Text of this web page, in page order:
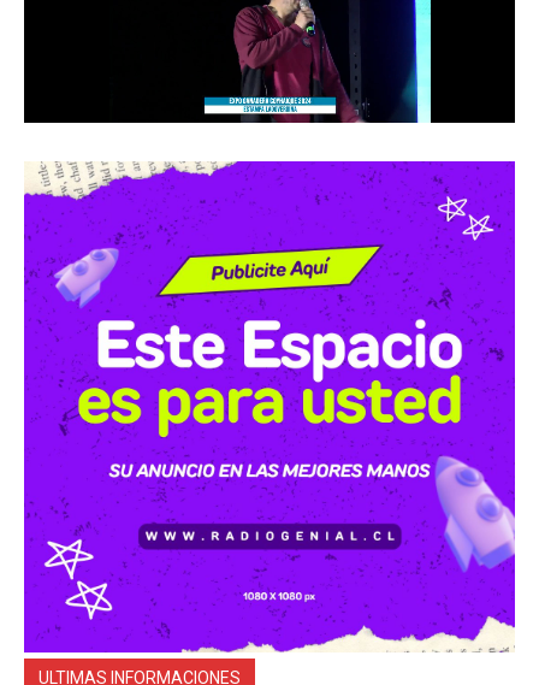
ULTIMAS INFORMACIONES